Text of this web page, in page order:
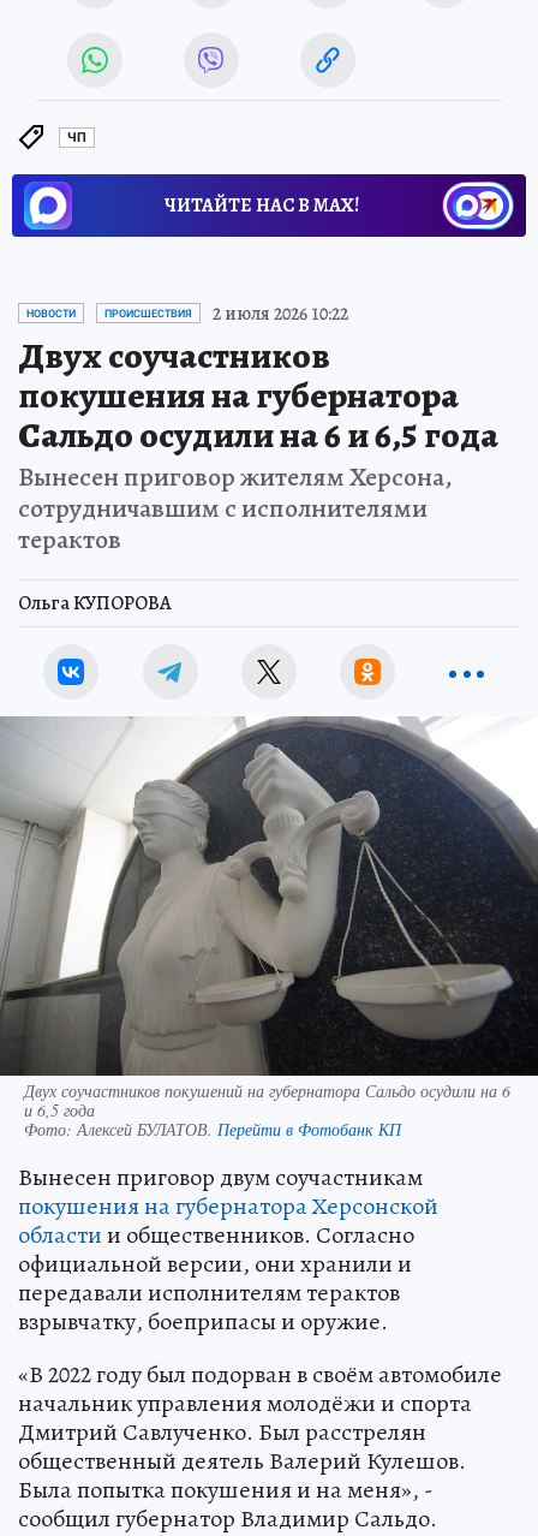
ЧП
ЧИТАЙТЕ НАС В МАХ!
НОВОСТИ ПРОИСШЕСТВИЯ 2 июля 2026 10:22
Двух соучастников
покушения на губернатора
Сальдо осудили на 6 и 6,5 года
Вынесен приговор жителям Херсона,
сотрудничавшим с исполнителями
терактов
Ольга КУПОРОВА
Двух соучастников покушений на губернатора Сальдо осудили на 6
и 6,5 года
Фото: Алексей БУЛАТОВ. Перейти в Фотобанк КП
Вынесен приговор двум соучастникам
покушения на губернатора Херсонской
областии общественников. Согласно
официальной версии, они хранили и
передавали исполнителям терактов
взрывчатку, боеприпасы и оружие.
«В 2022 году был подорван в своём автомобиле
начальник управления молодёжи и спорта
Дмитрий Савлученко. Был расстрелян
общественный деятель Валерий Кулешов.
Была попытка покушения и на меня», -
сообщил губернатор Владимир Сальдо.